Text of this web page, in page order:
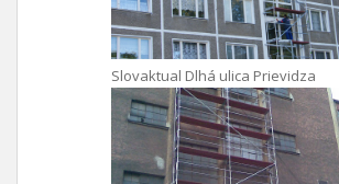
Slovaktual Dlhá ulica Prievidza